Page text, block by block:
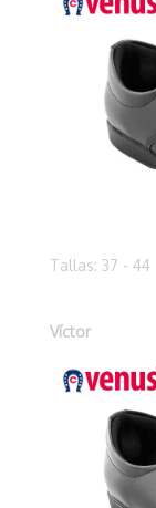
Tallas: 37 - 44
Víctor